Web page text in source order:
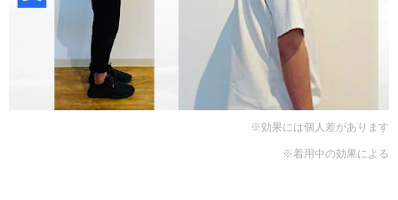
※効果には個人差があります
※着用中の効果による